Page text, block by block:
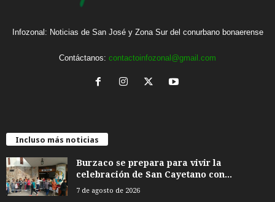
Infozonal: Noticias de San José y Zona Sur del conurbano bonaerense
Contáctanos: contactoinfozonal@gmail.com
Incluso más noticias
Burzaco se prepara para vivir la
celebración de San Cayetano con...
7 de agosto de 2026